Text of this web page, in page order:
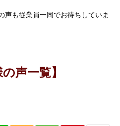
声も従業員一同でお待ちしていま
の声一覧】